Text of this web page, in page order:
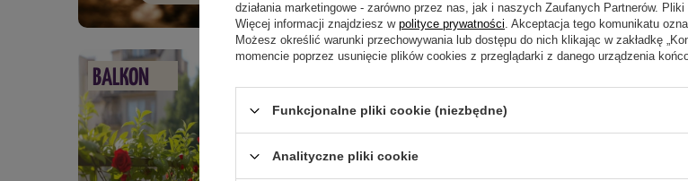
BALKON
działania marketingowe - zarówno przez nas, jak i naszych Zaufanych Partnerów.
Więcej informacji znajdziesz w polityce prywatności. Akceptacja tego komunikatu
Możesz określić warunki przechowywania lub dostępu do nich klikając w zakładkę
momencie poprzez usunięcie plików cookies z przeglądarki z danego urządzenia
Funkcjonalne pliki cookie (niezbędne)
Analityczne pliki cookie